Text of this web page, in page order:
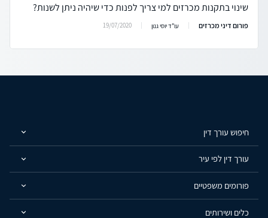
שינוי בתקנות מכרזים למי צריך לפנות כדי שיהיה ניתן לשנות?
פורום דיני מכרזים עו"ד יוסי גנון 19/07/2020
חיפוש עורך דין
עורך דין לפי עיר
פורומים משפטיים
כלים ושירותים